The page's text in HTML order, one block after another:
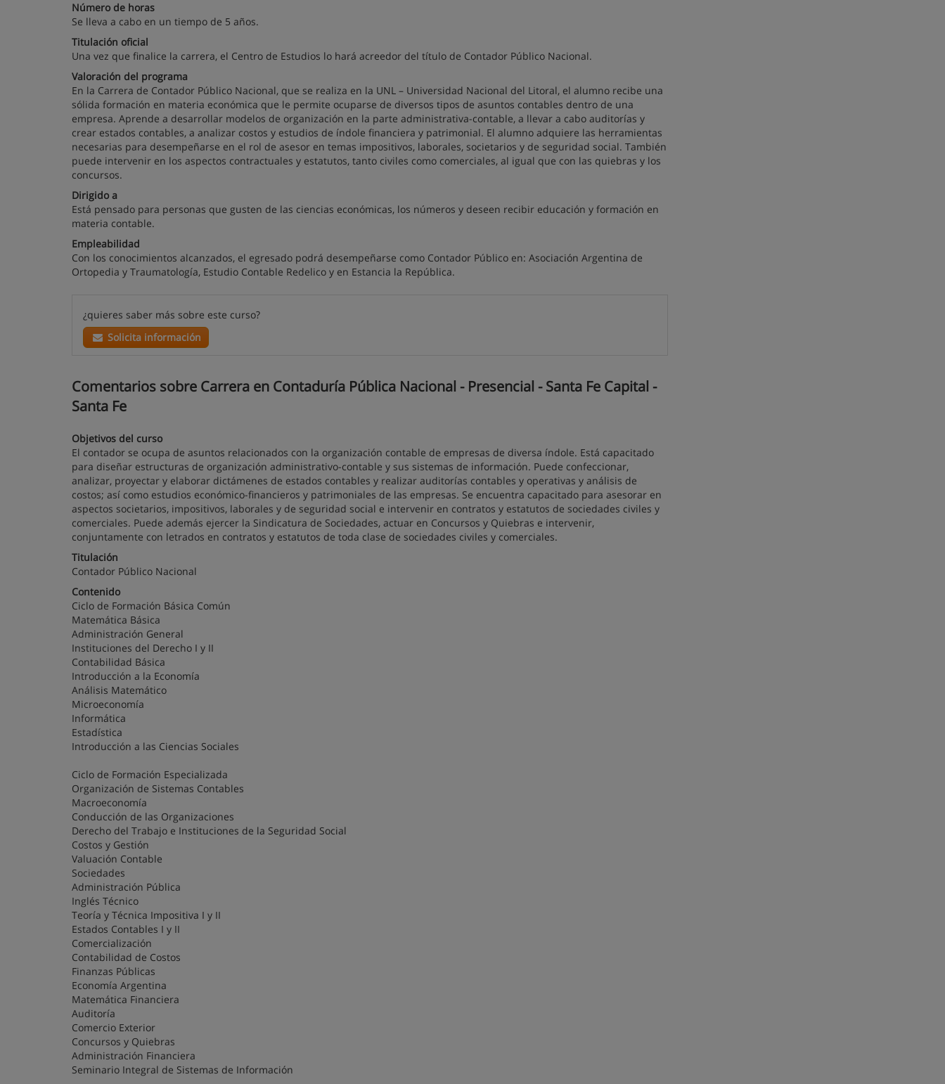
Número de horas
Se lleva a cabo en un tiempo de 5 años.
Titulación oficial
Una vez que finalice la carrera, el Centro de Estudios lo hará acreedor del título de Contador Público Nacional.
Valoración del programa
En la Carrera de Contador Público Nacional, que se realiza en la UNL – Universidad Nacional del Litoral, el alumno recibe una
sólida formación en materia económica que le permite ocuparse de diversos tipos de asuntos contables dentro de una
empresa. Aprende a desarrollar modelos de organización en la parte administrativa-contable, a llevar a cabo auditorías y
crear estados contables, a analizar costos y estudios de índole financiera y patrimonial. El alumno adquiere las herramientas
necesarias para desempeñarse en el rol de asesor en temas impositivos, laborales, societarios y de seguridad social. También
puede intervenir en los aspectos contractuales y estatutos, tanto civiles como comerciales, al igual que con las quiebras y los
concursos.
Dirigido a
Está pensado para personas que gusten de las ciencias económicas, los números y deseen recibir educación y formación en
materia contable.
Empleabilidad
Con los conocimientos alcanzados, el egresado podrá desempeñarse como Contador Público en: Asociación Argentina de
Ortopedia y Traumatología, Estudio Contable Redelico y en Estancia la República.
¿quieres saber más sobre este curso?
Solicita información
Comentarios sobre Carrera en Contaduría Pública Nacional - Presencial - Santa Fe Capital -
Santa Fe
Objetivos del curso
El contador se ocupa de asuntos relacionados con la organización contable de empresas de diversa índole. Está capacitado
para diseñar estructuras de organización administrativo-contable y sus sistemas de información. Puede confeccionar,
analizar, proyectar y elaborar dictámenes de estados contables y realizar auditorías contables y operativas y análisis de
costos; así como estudios económico-financieros y patrimoniales de las empresas. Se encuentra capacitado para asesorar en
aspectos societarios, impositivos, laborales y de seguridad social e intervenir en contratos y estatutos de sociedades civiles y
comerciales. Puede además ejercer la Sindicatura de Sociedades, actuar en Concursos y Quiebras e intervenir,
conjuntamente con letrados en contratos y estatutos de toda clase de sociedades civiles y comerciales.
Titulación
Contador Público Nacional
Contenido
Ciclo de Formación Básica Común
Matemática Básica
Administración General
Instituciones del Derecho I y II
Contabilidad Básica
Introducción a la Economía
Análisis Matemático
Microeconomía
Informática
Estadística
Introducción a las Ciencias Sociales
Ciclo de Formación Especializada
Organización de Sistemas Contables
Macroeconomía
Conducción de las Organizaciones
Derecho del Trabajo e Instituciones de la Seguridad Social
Costos y Gestión
Valuación Contable
Sociedades
Administración Pública
Inglés Técnico
Teoría y Técnica Impositiva I y II
Estados Contables I y II
Comercialización
Contabilidad de Costos
Finanzas Públicas
Economía Argentina
Matemática Financiera
Auditoría
Comercio Exterior
Concursos y Quiebras
Administración Financiera
Seminario Integral de Sistemas de Información